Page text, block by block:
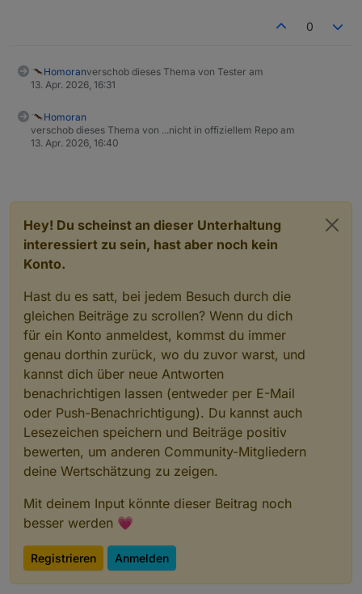
0
Homoranverschob dieses Thema von Tester am
13. Apr. 2026, 16:31
Homoran
verschob dieses Thema von ...nicht in offiziellem Repo am
13. Apr. 2026, 16:40
Hey! Du scheinst an dieser Unterhaltung
interessiert zu sein, hast aber noch kein
Konto.
Hast du es satt, bei jedem Besuch durch die
gleichen Beiträge zu scrollen? Wenn du dich
für ein Konto anmeldest, kommst du immer
genau dorthin zurück, wo du zuvor warst, und
kannst dich über neue Antworten
benachrichtigen lassen (entweder per E-Mail
oder Push-Benachrichtigung). Du kannst auch
Lesezeichen speichern und Beiträge positiv
bewerten, um anderen Community-Mitgliedern
deine Wertschätzung zu zeigen.
Mit deinem Input könnte dieser Beitrag noch
besser werden 💗
Registrieren Anmelden